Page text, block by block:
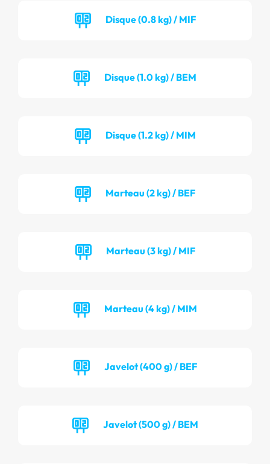
Disque (0.8 kg) / MIF
Disque (1.0 kg) / BEM
Disque (1.2 kg) / MIM
Marteau (2 kg) / BEF
Marteau (3 kg) / MIF
Marteau (4 kg) / MIM
Javelot (400 g) / BEF
Javelot (500 g) / BEM